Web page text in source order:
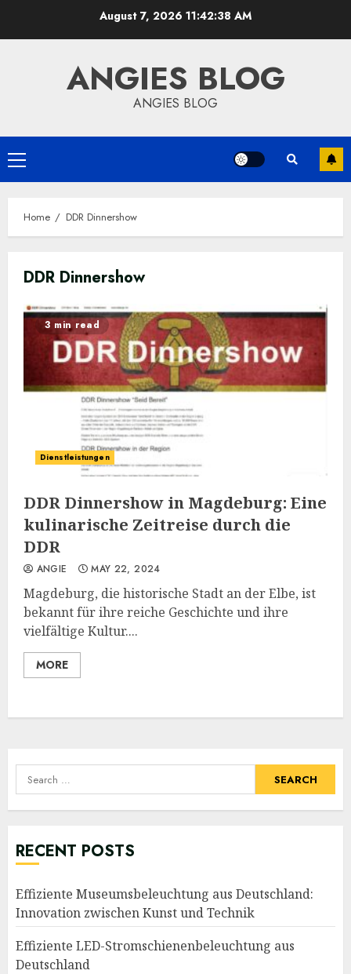
August 7, 2026 11:42:38 AM
ANGIES BLOG
ANGIES BLOG
Primary
Home DDR Dinnershow
DDR Dinnershow
3 min read
Dienstleistungen
DDR Dinnershow in Magdeburg: Eine
kulinarische Zeitreise durch die
DDR
ANGIE MAY 22, 2024
Magdeburg, die historische Stadt an der Elbe, ist
bekannt für ihre reiche Geschichte und ihre
vielfältige Kultur....
MORE
Search
for:
RECENT POSTS
Effiziente Museumsbeleuchtung aus Deutschland:
Innovation zwischen Kunst und Technik
Effiziente LED-Stromschienenbeleuchtung aus
Deutschland